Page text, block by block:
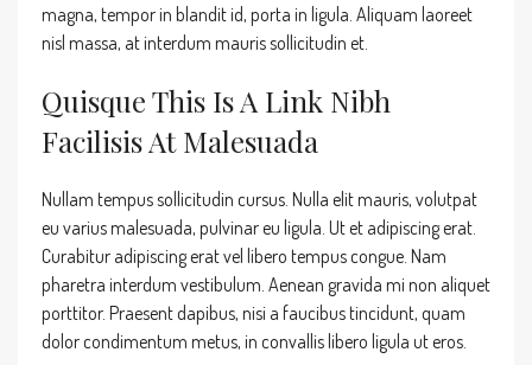
magna, tempor in blandit id, porta in ligula. Aliquam laoreet
nisl massa, at interdum mauris sollicitudin et.
Quisque This Is A Link Nibh
Facilisis At Malesuada
Nullam tempus sollicitudin cursus. Nulla elit mauris, volutpat
eu varius malesuada, pulvinar eu ligula. Ut et adipiscing erat.
Curabitur adipiscing erat vel libero tempus congue. Nam
pharetra interdum vestibulum. Aenean gravida mi non aliquet
porttitor. Praesent dapibus, nisi a faucibus tincidunt, quam
dolor condimentum metus, in convallis libero ligula ut eros.